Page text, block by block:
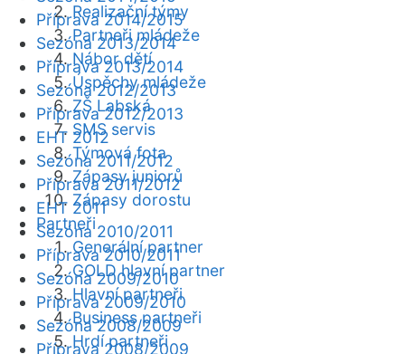
Realizační týmy
Partneři mládeže
Nábor dětí
Úspěchy mládeže
ZŠ Labská
SMS servis
Týmová fota
Zápasy juniorů
Zápasy dorostu
Partneři
Generální partner
GOLD hlavní partner
Hlavní partneři
Business partneři
Hrdí partneři
Příprava 2014/2015
Sezóna 2013/2014
Příprava 2013/2014
Sezóna 2012/2013
Příprava 2012/2013
EHT 2012
Sezóna 2011/2012
Příprava 2011/2012
EHT 2011
Sezóna 2010/2011
Příprava 2010/2011
Sezóna 2009/2010
Příprava 2009/2010
Sezóna 2008/2009
Příprava 2008/2009